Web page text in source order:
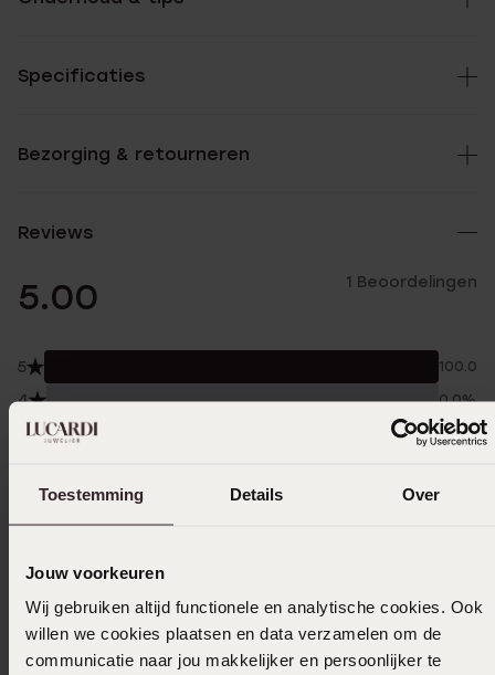
Toestemming Details Over
Jouw voorkeuren
Wij gebruiken altijd functionele en analytische cookies. Ook
willen we cookies plaatsen en data verzamelen om de
communicatie naar jou makkelijker en persoonlijker te
Specificaties
Bezorging & retourneren
Reviews
5.00 1 Beoordelingen
5 100.0%
4 0.0%
3 0.0%
Trusted shops
Filter